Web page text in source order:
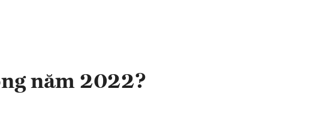
năm 2022?